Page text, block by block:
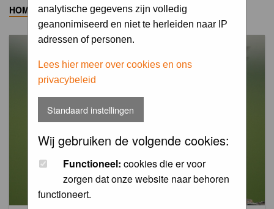
analytische gegevens zijn volledig
geanonimiseerd en niet te herleiden naar IP
adressen of personen.
Lees hier meer over cookies en ons
privacybeleid
Standaard instellingen
Wij gebruiken de volgende cookies:
Functioneel: cookies die er voor
zorgen dat onze website naar behoren
functioneert.
HOME ->ALBUM